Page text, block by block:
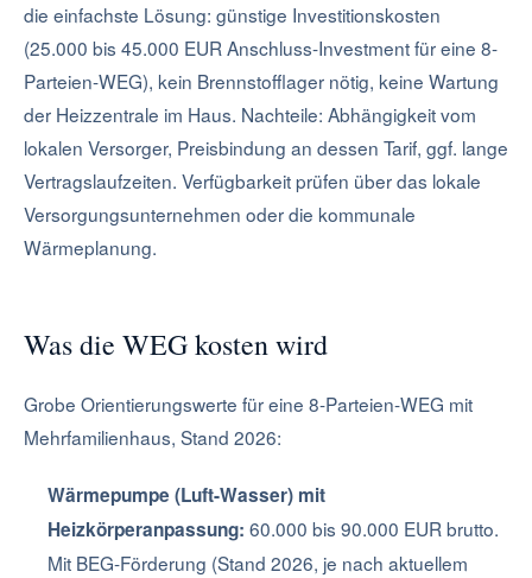
die einfachste Lösung: günstige Investitionskosten
(25.000 bis 45.000 EUR Anschluss-Investment für eine 8-
Parteien-WEG), kein Brennstofflager nötig, keine Wartung
der Heizzentrale im Haus. Nachteile: Abhängigkeit vom
lokalen Versorger, Preisbindung an dessen Tarif, ggf. lange
Vertragslaufzeiten. Verfügbarkeit prüfen über das lokale
Versorgungsunternehmen oder die kommunale
Wärmeplanung.
Was die WEG kosten wird
Grobe Orientierungswerte für eine 8-Parteien-WEG mit
Mehrfamilienhaus, Stand 2026:
Wärmepumpe (Luft-Wasser) mit
Heizkörperanpassung: 60.000 bis 90.000 EUR brutto.
Mit BEG-Förderung (Stand 2026, je nach aktuellem